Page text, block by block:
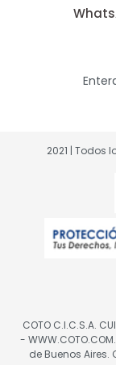
2021 | Todos
COTO C.I.C.S.A.
-
de Buenos